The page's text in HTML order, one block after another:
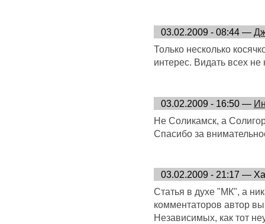
03.02.2009 - 08:44 —
Только несколько
интерес. Видать всех
03.02.2009 - 16:50 —
Не Соликамск, а
Спасибо за
03.02.2009 - 21:17 —
Статья в духе "МК", а
комментаторов автор
Независимых, как тот